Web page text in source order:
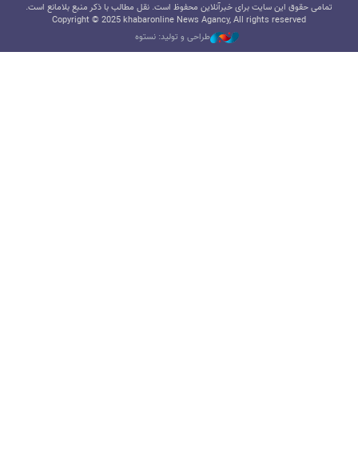
تمامی حقوق این سایت برای خبرآنلاین محفوظ است. نقل مطالب با ذکر منبع بلامانع است.
Copyright © 2025 khabaronline News Agancy, All rights reserved
طراحی و تولید: نستوه